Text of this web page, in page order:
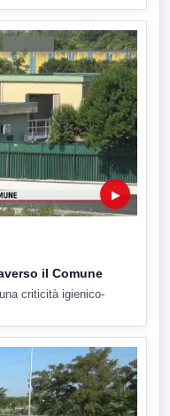
▶
il Comune
criticità igienico-